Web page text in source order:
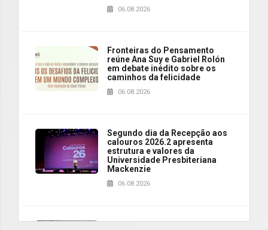
06.08.2026
Fronteiras do Pensamento
reúne Ana Suy e Gabriel Rolón
em debate inédito sobre os
caminhos da felicidade
06.08.2026
Segundo dia da Recepção aos
calouros 2026.2 apresenta
estrutura e valores da
Universidade Presbiteriana
Mackenzie
06.08.2026